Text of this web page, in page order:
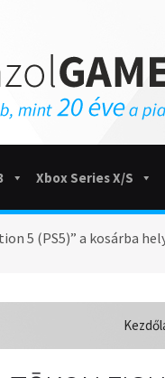
Xbox Series X/S
5 (PS5)” a kosárba